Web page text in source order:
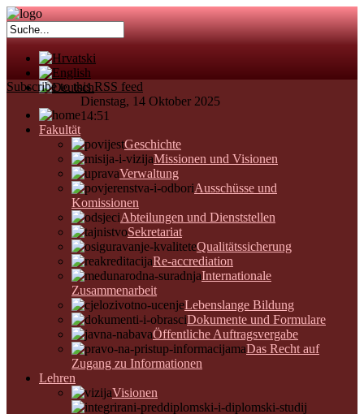
Fakultät
Geschichte
Missionen und Visionen
Verwaltung
Ausschüsse und
Komissionen
Abteilungen und Dienststellen
Sekretariat
Qualitätssicherung
Re-accrediation
Internationale
Zusammenarbeit
Lebenslange Bildung
Dokumente und Formulare
Öffentliche Auftragsvergabe
Das Recht auf
Zugang zu Informationen
Lehren
Visionen
Subscribe to this RSS feed
Dienstag, 14 Oktober 2025
14:51